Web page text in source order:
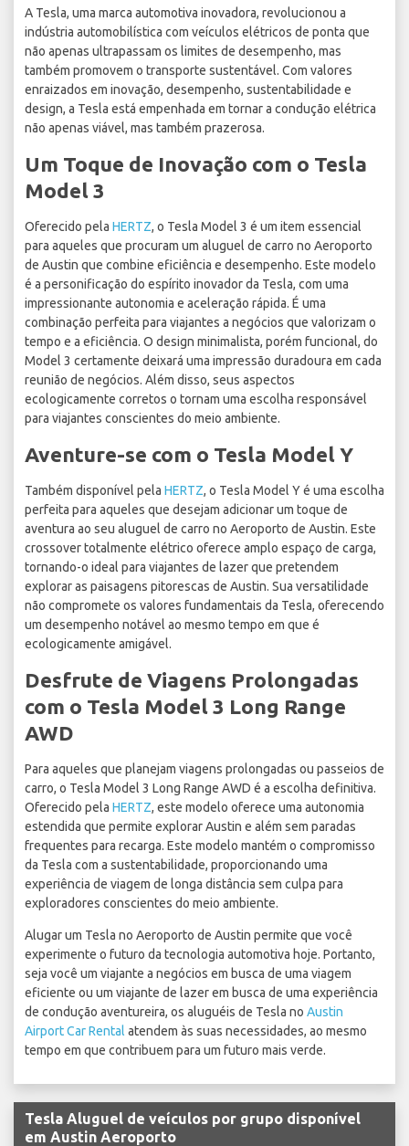
A Tesla, uma marca automotiva inovadora, revolucionou a
indústria automobilística com veículos elétricos de ponta que
não apenas ultrapassam os limites de desempenho, mas
também promovem o transporte sustentável. Com valores
enraizados em inovação, desempenho, sustentabilidade e
design, a Tesla está empenhada em tornar a condução elétrica
não apenas viável, mas também prazerosa.
Um Toque de Inovação com o Tesla
Model 3
Oferecido pela HERTZ, o Tesla Model 3 é um item essencial
para aqueles que procuram um aluguel de carro no Aeroporto
de Austin que combine eficiência e desempenho. Este modelo
é a personificação do espírito inovador da Tesla, com uma
impressionante autonomia e aceleração rápida. É uma
combinação perfeita para viajantes a negócios que valorizam o
tempo e a eficiência. O design minimalista, porém funcional, do
Model 3 certamente deixará uma impressão duradoura em cada
reunião de negócios. Além disso, seus aspectos
ecologicamente corretos o tornam uma escolha responsável
para viajantes conscientes do meio ambiente.
Aventure-se com o Tesla Model Y
Também disponível pela HERTZ, o Tesla Model Y é uma escolha
perfeita para aqueles que desejam adicionar um toque de
aventura ao seu aluguel de carro no Aeroporto de Austin. Este
crossover totalmente elétrico oferece amplo espaço de carga,
tornando-o ideal para viajantes de lazer que pretendem
explorar as paisagens pitorescas de Austin. Sua versatilidade
não compromete os valores fundamentais da Tesla, oferecendo
um desempenho notável ao mesmo tempo em que é
ecologicamente amigável.
Desfrute de Viagens Prolongadas
com o Tesla Model 3 Long Range
AWD
Para aqueles que planejam viagens prolongadas ou passeios de
carro, o Tesla Model 3 Long Range AWD é a escolha definitiva.
Oferecido pela HERTZ, este modelo oferece uma autonomia
estendida que permite explorar Austin e além sem paradas
frequentes para recarga. Este modelo mantém o compromisso
da Tesla com a sustentabilidade, proporcionando uma
experiência de viagem de longa distância sem culpa para
exploradores conscientes do meio ambiente.
Alugar um Tesla no Aeroporto de Austin permite que você
experimente o futuro da tecnologia automotiva hoje. Portanto,
seja você um viajante a negócios em busca de uma viagem
eficiente ou um viajante de lazer em busca de uma experiência
de condução aventureira, os aluguéis de Tesla no Austin
Airport Car Rental atendem às suas necessidades, ao mesmo
tempo em que contribuem para um futuro mais verde.
Tesla Aluguel de veículos por grupo disponível
em Austin Aeroporto